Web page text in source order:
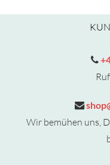
Wir bemühen uns,